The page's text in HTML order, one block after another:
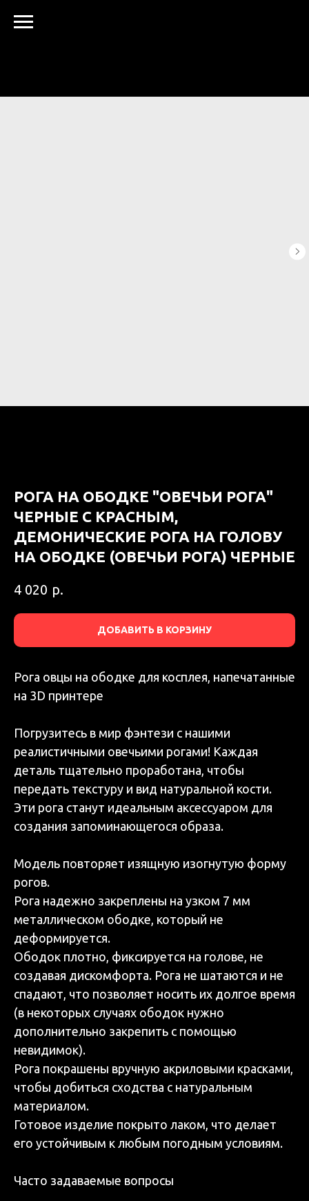
РОГА НА ОБОДКЕ "ОВЕЧЬИ РОГА"
ЧЕРНЫЕ С КРАСНЫМ,
ДЕМОНИЧЕСКИЕ РОГА НА ГОЛОВУ
НА ОБОДКЕ (ОВЕЧЬИ РОГА) ЧЕРНЫЕ
4 020 р.
ДОБАВИТЬ В КОРЗИНУ
Рога овцы на ободке для косплея, напечатанные
на 3D принтере
Погрузитесь в мир фэнтези с нашими
реалистичными овечьими рогами! Каждая
деталь тщательно проработана, чтобы
передать текстуру и вид натуральной кости.
Эти рога станут идеальным аксессуаром для
создания запоминающегося образа.
Модель повторяет изящную изогнутую форму
рогов.
Рога надежно закреплены на узком 7 мм
металлическом ободке, который не
деформируется.
Ободок плотно, фиксируется на голове, не
создавая дискомфорта. Рога не шатаются и не
спадают, что позволяет носить их долгое время
(в некоторых случаях ободок нужно
дополнительно закрепить с помощью
невидимок).
Рога покрашены вручную акриловыми красками,
чтобы добиться сходства с натуральным
материалом.
Готовое изделие покрыто лаком, что делает
его устойчивым к любым погодным условиям.
Часто задаваемые вопросы